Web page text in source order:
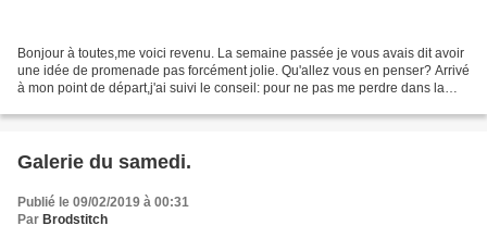
Bonjour à toutes,me voici revenu. La semaine passée je vous avais dit avoir
une idée de promenade pas forcément jolie. Qu'allez vous en penser? Arrivé
à mon point de départ,j'ai suivi le conseil: pour ne pas me perdre dans la
Galerie du samedi.
Publié le 09/02/2019 à 00:31
Par Brodstitch